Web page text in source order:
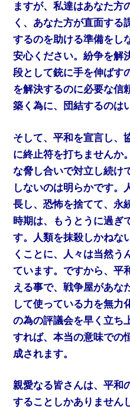
ますが、私達はあなた方
く、あなた方が直面する
するのを助ける準備をし
安心ください。紛争を解
段として銃に手を伸ばす
を解決するのに必要な信
築く為に、団結するのは
そして、平和を宣言し、
に終止符を打ちませんか
な脅し合いで対立し続け
しないのは明らかです。
長し、恐怖を捨てて、永
時期は、もうとうに過ぎ
す。人類を抹殺しかねな
くことに、人々は当然う
ています。ですから、平
える事で、戦争屋があな
して使っている力を無力
の為の評議会を早く立ち
すれば、本当の意味での
成されます。
親愛なる皆さんは、平和
することしかありません